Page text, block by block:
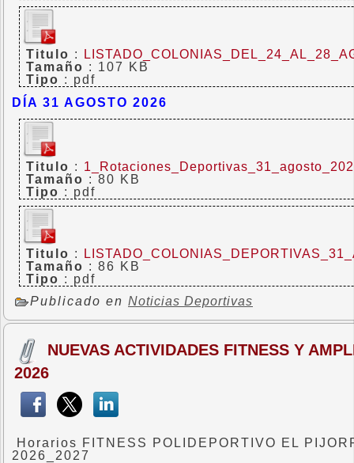
Titulo :
Tamaño : 107 KB
Tipo : pdf
DÍA 31 AGOSTO 2026
Titulo :
Tamaño : 80 KB
Tipo : pdf
Titulo :
Tamaño : 86 KB
Tipo : pdf
Publicado en Noticias Deportivas
NUEVAS ACTIVIDADES FITNESS Y
2026
Horarios FITNESS POLIDEPORTIVO EL
2026_2027